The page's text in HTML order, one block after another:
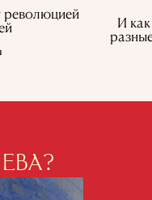
революцией
И